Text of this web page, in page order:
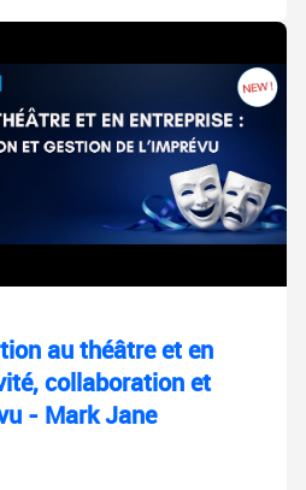
au théâtre et en
collaboration et
- Mark Jane